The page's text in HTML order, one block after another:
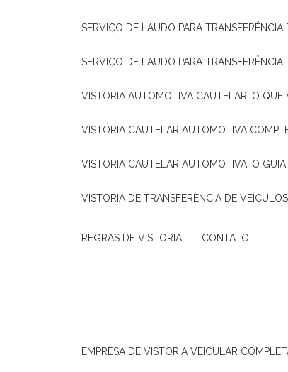
SERVIÇO DE LAUDO PARA
SERVIÇO DE LAUDO PARA
VISTORIA AUTOMOTIVA CAUTELAR: O QUE
VISTORIA CAUTELAR AUTOMOTIVA
VISTORIA CAUTELAR AUTOMOTIVA: O
VISTORIA DE TRANSFERÊNCIA DE
REGRAS DE VISTORIA CONTATO
EMPRESA DE VISTORIA VEICULAR